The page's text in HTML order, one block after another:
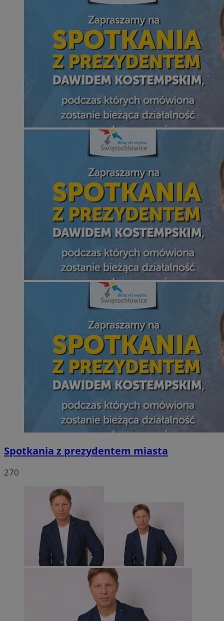
Spotkania z prezydentem miasta
270